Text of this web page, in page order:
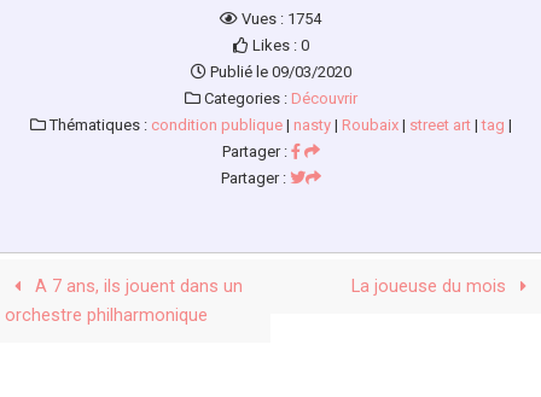
Vues : 1754
Likes : 0
Publié le 09/03/2020
Categories : Découvrir
Thématiques : condition publique| nasty| Roubaix| street art|tag |
Partager :
Partager :
A 7 ans, ils jouent dans un
orchestre philharmonique
La joueuse du mois